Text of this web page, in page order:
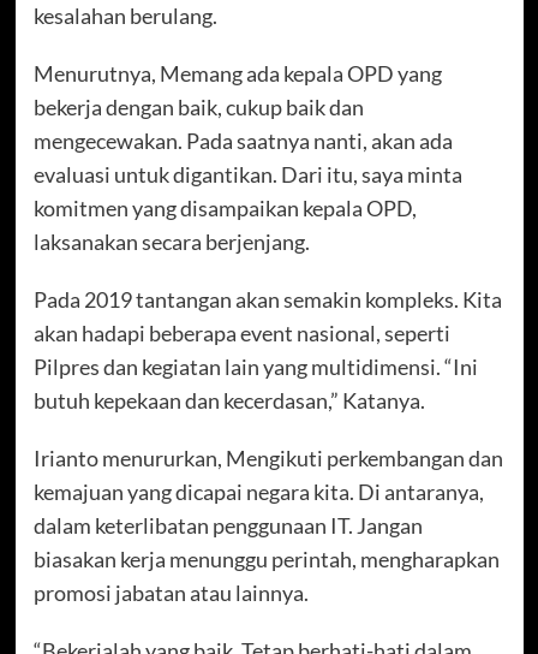
kesalahan berulang.
Menurutnya, Memang ada kepala OPD yang
bekerja dengan baik, cukup baik dan
mengecewakan. Pada saatnya nanti, akan ada
evaluasi untuk digantikan. Dari itu, saya minta
komitmen yang disampaikan kepala OPD,
laksanakan secara berjenjang.
Pada 2019 tantangan akan semakin kompleks. Kita
akan hadapi beberapa event nasional, seperti
Pilpres dan kegiatan lain yang multidimensi. “Ini
butuh kepekaan dan kecerdasan,” Katanya.
Irianto menururkan, Mengikuti perkembangan dan
kemajuan yang dicapai negara kita. Di antaranya,
dalam keterlibatan penggunaan IT. Jangan
biasakan kerja menunggu perintah, mengharapkan
promosi jabatan atau lainnya.